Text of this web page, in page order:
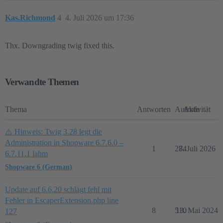
Kas.Richmond 4. Juli 2026 um 17:36
4
Thx. Downgrading twig fixed this.
Verwandte Themen
Thema Antworten Aufrufe
Aktivität
⚠️ Hinweis: Twig 3.28 legt die
Administration in Shopware 6.7.6.0 –
6.7.11.1 lahm
Shopware 6 (German)
1 284
7. Juli 2026
Update auf 6.6.20 schlägt fehl mit
Fehler in EscaperExtension.php line
127
8 510
13. Mai 2024